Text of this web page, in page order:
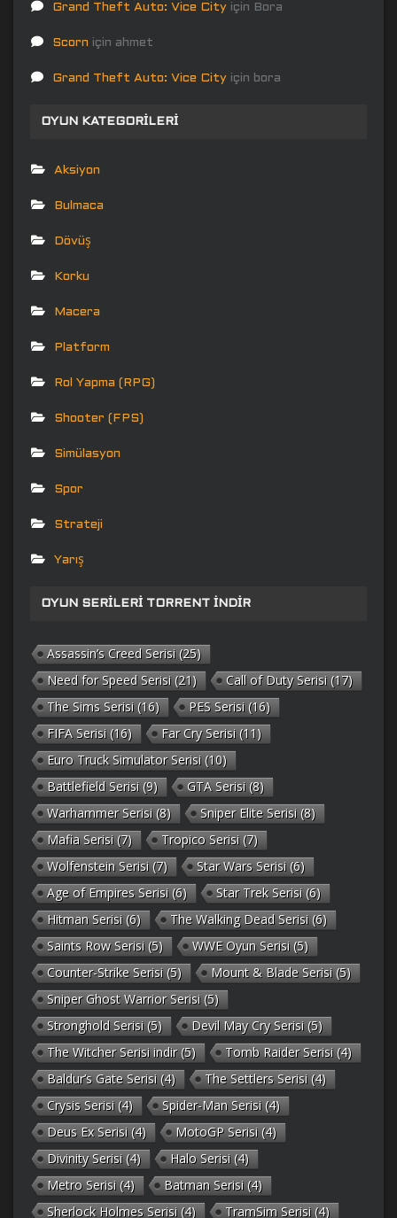
Grand Theft Auto: Vice City için Bora
Scorn için ahmet
Grand Theft Auto: Vice City için bora
OYUN KATEGORILERI
Aksiyon
Bulmaca
Dövüş
Korku
Macera
Platform
Rol Yapma (RPG)
Shooter (FPS)
Simülasyon
Spor
Strateji
Yarış
OYUN SERILERI TORRENT İNDIR
Assassin’s Creed Serisi (25)
Need for Speed Serisi (21) Call of Duty Serisi (17)
The Sims Serisi (16) PES Serisi (16)
FIFA Serisi (16) Far Cry Serisi (11)
Euro Truck Simulator Serisi (10)
Battlefield Serisi (9) GTA Serisi (8)
Warhammer Serisi (8) Sniper Elite Serisi (8)
Mafia Serisi (7) Tropico Serisi (7)
Wolfenstein Serisi (7) Star Wars Serisi (6)
Age of Empires Serisi (6) Star Trek Serisi (6)
Hitman Serisi (6) The Walking Dead Serisi (6)
Saints Row Serisi (5) WWE Oyun Serisi (5)
Counter-Strike Serisi (5) Mount & Blade Serisi (5)
Sniper Ghost Warrior Serisi (5)
Stronghold Serisi (5) Devil May Cry Serisi (5)
The Witcher Serisi indir(5) Tomb Raider Serisi (4)
Baldur’s Gate Serisi (4) The Settlers Serisi (4)
Crysis Serisi (4) Spider-Man Serisi (4)
Deus Ex Serisi (4) MotoGP Serisi (4)
Divinity Serisi (4) Halo Serisi (4)
Metro Serisi (4) Batman Serisi (4)
Sherlock Holmes Serisi (4) TramSim Serisi (4)